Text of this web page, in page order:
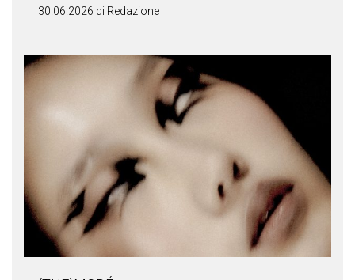
30.06.2026 di Redazione